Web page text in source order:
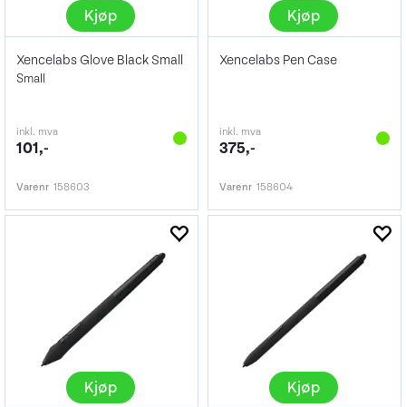
Kjøp
Xencelabs Glove Black Small
Small
inkl. mva
101,-
Varenr 158603
Kjøp
Xencelabs Pen Case
inkl. mva
375,-
Varenr 158604
Kjøp Kjøp